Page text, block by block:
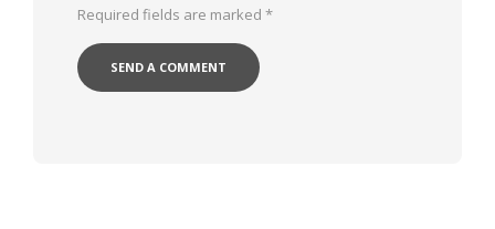
Required fields are marked *